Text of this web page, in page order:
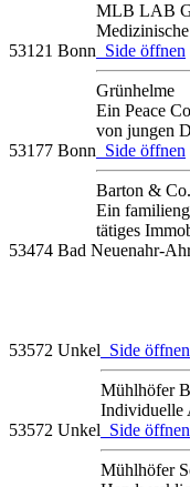
MLB LAB
53121 Bonn Side öffnen
Grünhelme
Ein Peace
von jungen
53177 Bonn Side öffnen
Barton &
Ein
tätiges
53474 Bad Neuenahr-
53572 Unkel Side öffnen
Mühlhöfer
Individuelle
53572 Unkel Side öffnen
Mühlhöfer